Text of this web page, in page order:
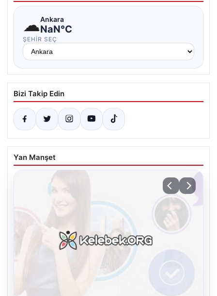
☁Ankara
NaN°C
ŞEHIR SEÇ
Bizi Takip Edin
Yan Manşet